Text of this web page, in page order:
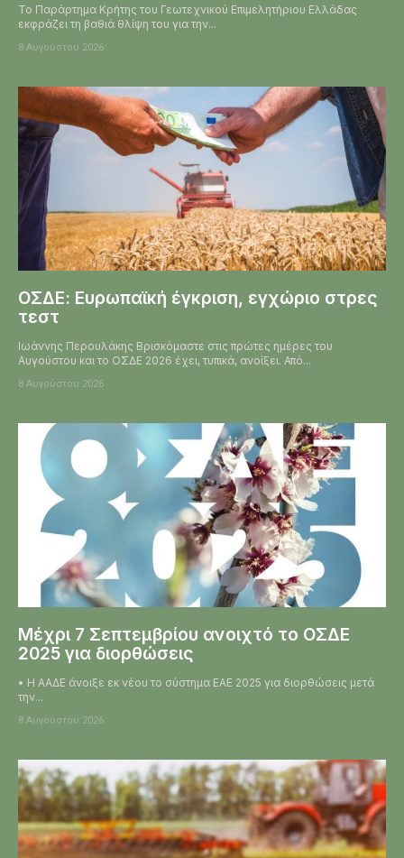
Το Παράρτημα Κρήτης του Γεωτεχνικού Επιμελητήριου Ελλάδας
εκφράζει τη βαθιά θλίψη του για την...
8 Αυγούστου 2026
ΟΣΔΕ: Ευρωπαϊκή έγκριση, εγχώριο στρες
τεστ
Ιωάννης Περουλάκης Βρισκόμαστε στις πρώτες ημέρες του
Αυγούστου και το ΟΣΔΕ 2026 έχει, τυπικά, ανοίξει. Από...
8 Αυγούστου 2026
Μέχρι 7 Σεπτεμβρίου ανοιχτό το ΟΣΔΕ
2025 για διορθώσεις
• Η ΑΑΔΕ άνοιξε εκ νέου το σύστημα ΕΑΕ 2025 για διορθώσεις μετά
την...
8 Αυγούστου 2026